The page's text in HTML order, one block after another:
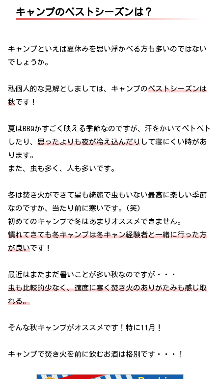
キャンプのベストシーズンは？
キャンプといえば夏休みを思い浮かべる方も多いのではない
でしょうか。
私個人的な見解としましては、キャンプのベストシーズンは
秋です！
夏はBBQがすごく映える季節なのですが、汗をかいてベトベト
したり、 思ったよりも夜が冷え込んだり して寝にくい時があ
ります。
また、虫も多く、人も多いです。
冬は焚き火ができて星も綺麗で虫もいない最高に楽しい季節
なのですが、当たり前に寒いです。(笑)
初めてのキャンプで冬はあまりオススメできません。
慣れてきても冬キャンプは冬キャン経験者と一緒に行った方
が良いです！
最近はまだまだ暑いことが多い秋なのですが・・・
虫も比較的少なく、適度に寒く焚き火のありがたみも感じ取
れる。
そんな秋キャンプがオススメです！特に11月！
キャンプで焚き火を前に飲むお酒は格別です・・・！